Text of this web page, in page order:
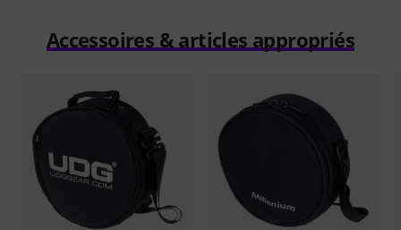
Accessoires & articles appropriés